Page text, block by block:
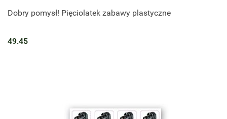
Dobry pomysł! Pięciolatek zabawy plastyczne
49.45